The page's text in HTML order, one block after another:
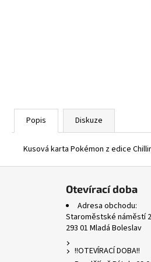
Popis Diskuze
Kusová karta Pokémon z edice
Otevírací doba
Adresa obchodu:
Staroměstské náměstí
293 01 Mladá Boleslav
!!OTEVÍRACÍ DOBA!!